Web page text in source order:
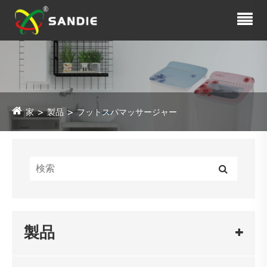
家 製品 フットスパマッサージャー
製品